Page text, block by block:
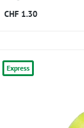
CHF 1.30
Express